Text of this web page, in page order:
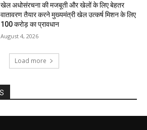
खेल अधोसंरचना की मजबूती और खेलों के लिए बेहतर
वातावरण तैयार करने मुख्यमंत्री खेल उत्कर्ष मिशन के लिए
100 करोड़ का प्रावधान
August 4, 2026
Load more